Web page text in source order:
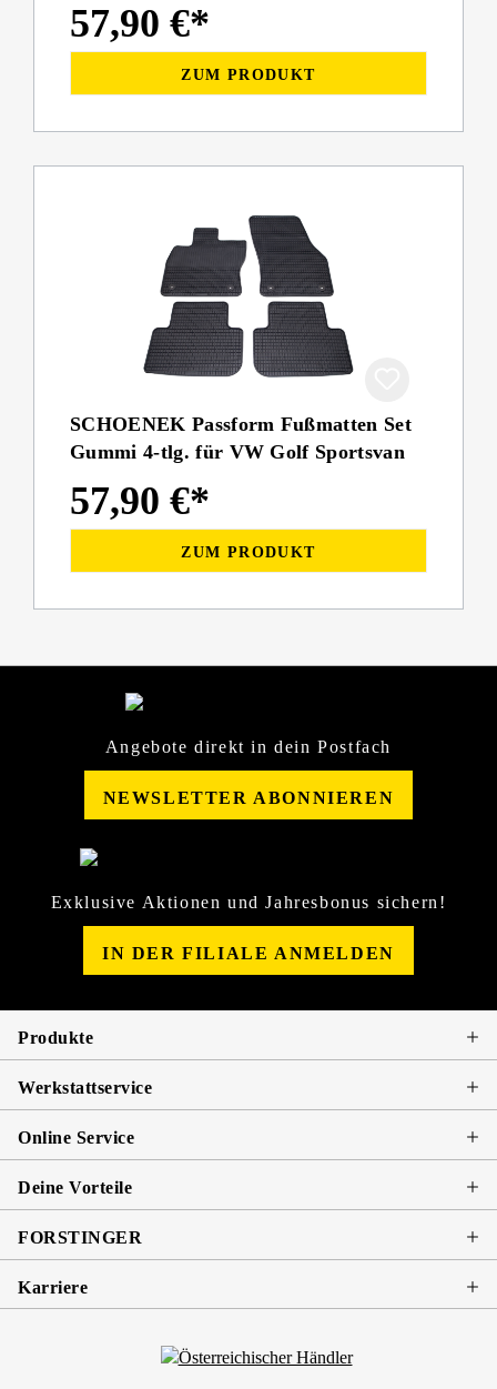
57,90 €*
ZUM PRODUKT
SCHOENEK Passform Fußmatten Set
Gummi 4-tlg. für VW Golf Sportsvan
57,90 €*
ZUM PRODUKT
Angebote direkt in dein Postfach
NEWSLETTER ABONNIEREN
Exklusive Aktionen und Jahresbonus sichern!
IN DER FILIALE ANMELDEN
Produkte
Werkstattservice
Online Service
Deine Vorteile
FORSTINGER
Karriere